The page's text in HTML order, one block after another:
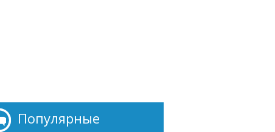
Популярные